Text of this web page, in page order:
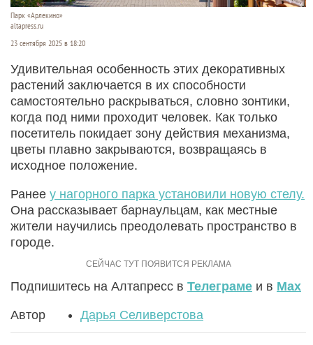
Парк «Арлекино»
altapress.ru
23 сентября 2025 в 18:20
Удивительная особенность этих декоративных
растений заключается в их способности
самостоятельно раскрываться, словно зонтики,
когда под ними проходит человек. Как только
посетитель покидает зону действия механизма,
цветы плавно закрываются, возвращаясь в
исходное положение.
Ранее у нагорного парка установили новую стелу.
Она рассказывает барнаульцам, как местные
жители научились преодолевать пространство в
городе.
Подпишитесь на Алтапресс в Телеграме и в Max
Автор Дарья Селиверстова